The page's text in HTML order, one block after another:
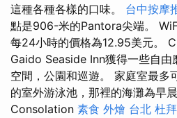
這種各種各樣的口味。 台中按摩
點是906-米的Pantora尖端。
每24小時的價格為12.95美元。
Gaido Seaside Inn獲得一些自由
空間，公園和巡遊。 家庭室最多
的室外游泳池，那裡的海灘為早
Consolation 素食 外燴 台北 杜